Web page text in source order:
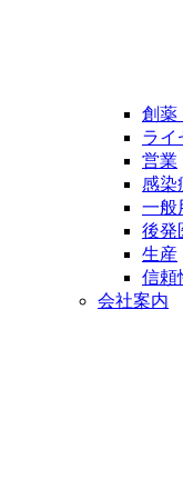
創薬
ライ
営業
感染
一般
後発
生産
信頼
会社案内